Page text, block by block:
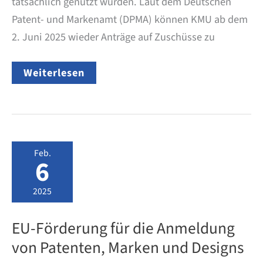
Patent- und Markenamt (DPMA) können KMU ab dem
2. Juni 2025 wieder Anträge auf Zuschüsse zu
EU-
KMU-
2.
wieder
Zuschüsse
für
Patentanmeldungen
verfügbar
Weiterlesen
Feb.
6
2025
EU-Förderung für die Anmeldung
von Patenten, Marken und Designs